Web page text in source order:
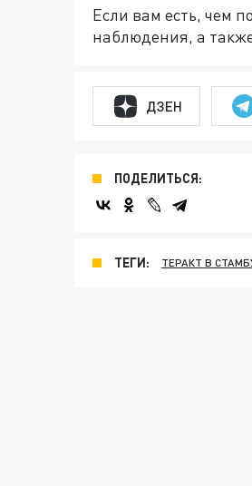
Если вам есть, чем
наблюдения, а
ДЗЕН
ПОДЕЛИТЬСЯ:
ТЕГИ: ТЕРАКТ В